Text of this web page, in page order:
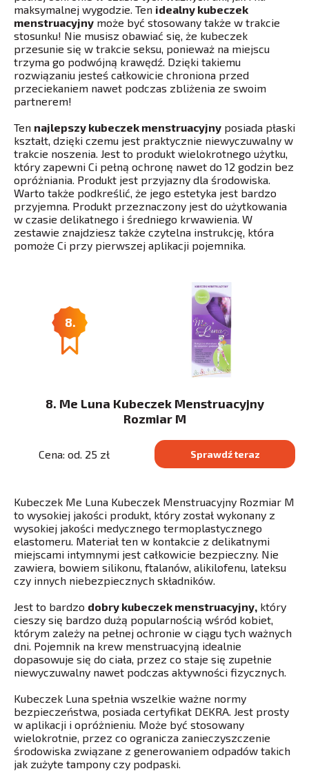
maksymalnej wygodzie. Ten idealny kubeczek
menstruacyjny może być stosowany także w trakcie
stosunku! Nie musisz obawiać się, że kubeczek
przesunie się w trakcie seksu, ponieważ na miejscu
trzyma go podwójną krawędź. Dzięki takiemu
rozwiązaniu jesteś całkowicie chroniona przed
przeciekaniem nawet podczas zbliżenia ze swoim
partnerem!
Ten najlepszy kubeczek menstruacyjny posiada płaski
kształt, dzięki czemu jest praktycznie niewyczuwalny w
trakcie noszenia. Jest to produkt wielokrotnego użytku,
który zapewni Ci pełną ochronę nawet do 12 godzin bez
opróżniania. Produkt jest przyjazny dla środowiska.
Warto także podkreślić, że jego estetyka jest bardzo
przyjemna. Produkt przeznaczony jest do użytkowania
w czasie delikatnego i średniego krwawienia. W
zestawie znajdziesz także czytelna instrukcję, która
pomoże Ci przy pierwszej aplikacji pojemnika.
8.
8. Me Luna Kubeczek Menstruacyjny
Rozmiar M
Cena: od. 25 zł Sprawdź teraz
Kubeczek Me Luna Kubeczek Menstruacyjny Rozmiar M
to wysokiej jakości produkt, który został wykonany z
wysokiej jakości medycznego termoplastycznego
elastomeru. Materiał ten w kontakcie z delikatnymi
miejscami intymnymi jest całkowicie bezpieczny. Nie
zawiera, bowiem silikonu, ftalanów, alikilofenu, lateksu
czy innych niebezpiecznych składników.
Jest to bardzo dobry kubeczek menstruacyjny, który
cieszy się bardzo dużą popularnością wśród kobiet,
którym zależy na pełnej ochronie w ciągu tych ważnych
dni. Pojemnik na krew menstruacyjną idealnie
dopasowuje się do ciała, przez co staje się zupełnie
niewyczuwalny nawet podczas aktywności fizycznych.
Kubeczek Luna spełnia wszelkie ważne normy
bezpieczeństwa, posiada certyfikat DEKRA. Jest prosty
w aplikacji i opróżnieniu. Może być stosowany
wielokrotnie, przez co ogranicza zanieczyszczenie
środowiska związane z generowaniem odpadów takich
jak zużyte tampony czy podpaski.